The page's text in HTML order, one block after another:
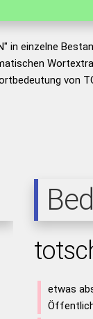
in einzelne
von
etwas